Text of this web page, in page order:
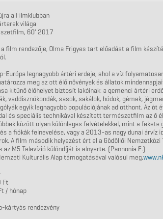
a Filmklubban
világa
60' 2017
film rendezője, Olma Frigyes tart előadást a film
Európa legnagyobb ártéri erdeje, ahol a víz
meg az ott élő növények és állatok
kitűnő élőhelyet biztosít lakóinak: a gemenci ártéri
vaddisznókondák, sasok, sakálok, hódok, gémek,
egyik legnagyobb populációjának ad otthont. Az öt
és speciális technikával készített természetfilm az ő
között olyan különleges felvételekkel, mint a fekete
a fiókák felnevelése, vagy a 2013-as nagy dunai árvíz
A film második helyezést ért el a Gödöllői
az M5 Televízió különdíját is elnyerte. (Pannonia E.)
Kulturális Alap támogatásával valósul meg,
Ft
/ hónap
kártyás rendezvény